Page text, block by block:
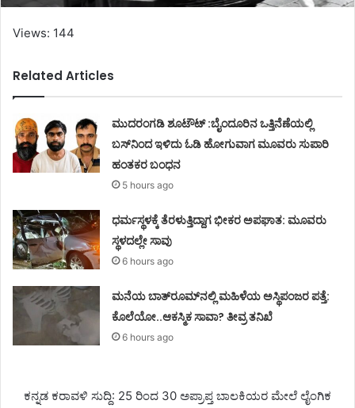
Views: 144
Related Articles
ಮುದರಂಗಡಿ ಶೂಟೌಟ್ :ಬೈಂದೂರಿನ ಒತ್ತಿನೆಣೆಯಲ್ಲಿ
ಬಸ್‌ನಿಂದ ಇಳಿದು ಓಡಿ ಹೋಗುವಾಗ ಮೂವರು ಸುಪಾರಿ
ಹಂತಕರ ಬಂಧನ
5 hours ago
ಧರ್ಮಸ್ಥಳಕ್ಕೆ ತೆರಳುತ್ತಿದ್ದಾಗ ಭೀಕರ ಅಪಘಾತ: ಮೂವರು
ಸ್ಥಳದಲ್ಲೇ ಸಾವು
6 hours ago
ಮನೆಯ ಬಾತ್‌ರೂಮ್‌ನಲ್ಲಿ ಮಹಿಳೆಯ ಅಸ್ಥಿಪಂಜರ ಪತ್ತೆ:
ಕೊಲೆಯೋ..ಆಕಸ್ಮಿಕ ಸಾವಾ? ತೀವ್ರ ತನಿಖೆ
6 hours ago
ಕನ್ನಡ ಕರಾವಳಿ ಸುದ್ದಿ: 25 ರಿಂದ 30 ಅಪ್ರಾಪ್ತ ಬಾಲಕಿಯರ ಮೇಲೆ ಲೈಂಗಿಕ